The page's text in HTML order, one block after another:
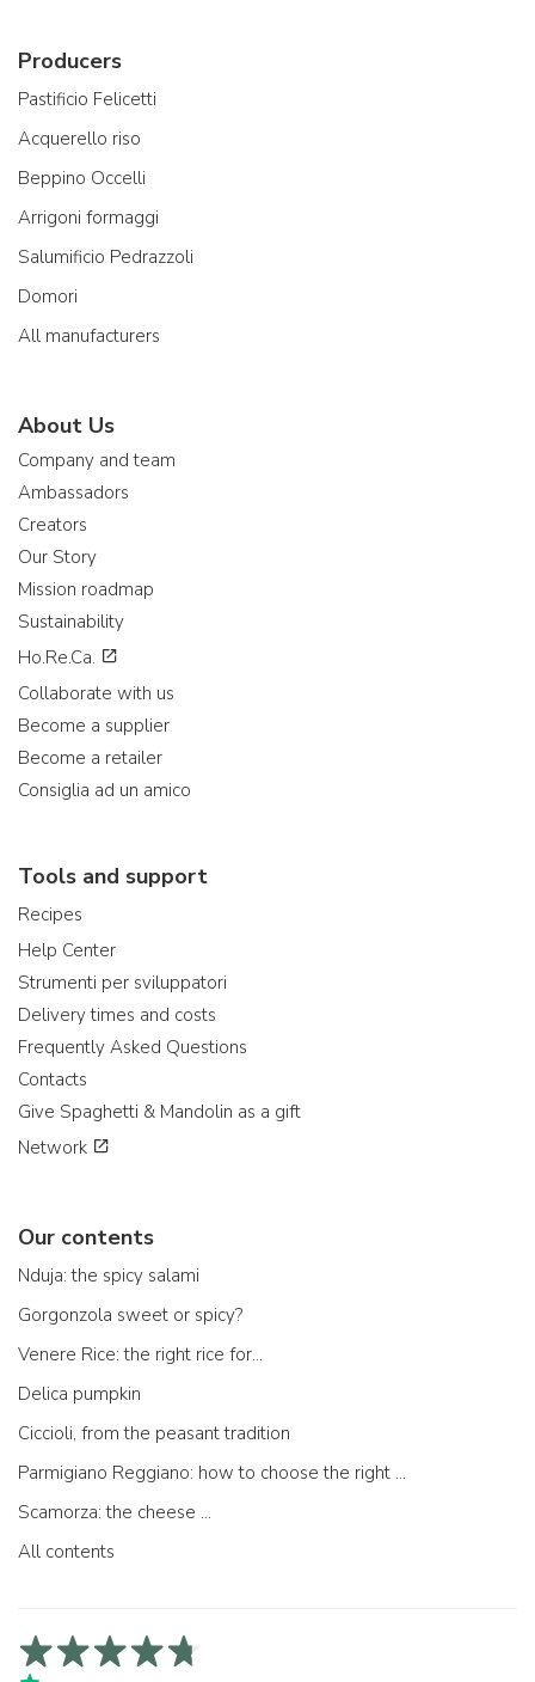
Producers
Pastificio Felicetti
Acquerello riso
Beppino Occelli
Arrigoni formaggi
Salumificio Pedrazzoli
Domori
All manufacturers
About Us
Company and team
Ambassadors
Creators
Our Story
Mission roadmap
Sustainability
Ho.Re.Ca.
Collaborate with us
Become a supplier
Become a retailer
Consiglia ad un amico
Tools and support
Recipes
Help Center
Strumenti per sviluppatori
Delivery times and costs
Frequently Asked Questions
Contacts
Give Spaghetti & Mandolin as a gift
Network
Our contents
Nduja: the spicy salami
Gorgonzola sweet or spicy?
Venere Rice: the right rice for...
Delica pumpkin
Ciccioli, from the peasant tradition
Parmigiano Reggiano: how to choose the right one
Scamorza: the cheese ...
All contents